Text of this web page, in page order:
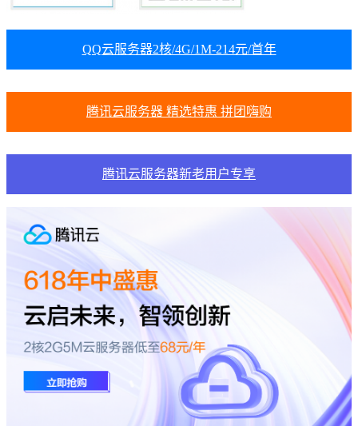
QQ云服务器2核/4G/1M-214元/首年
腾讯云服务器 精选特惠 拼团嗨购
腾讯云服务器新老用户专享